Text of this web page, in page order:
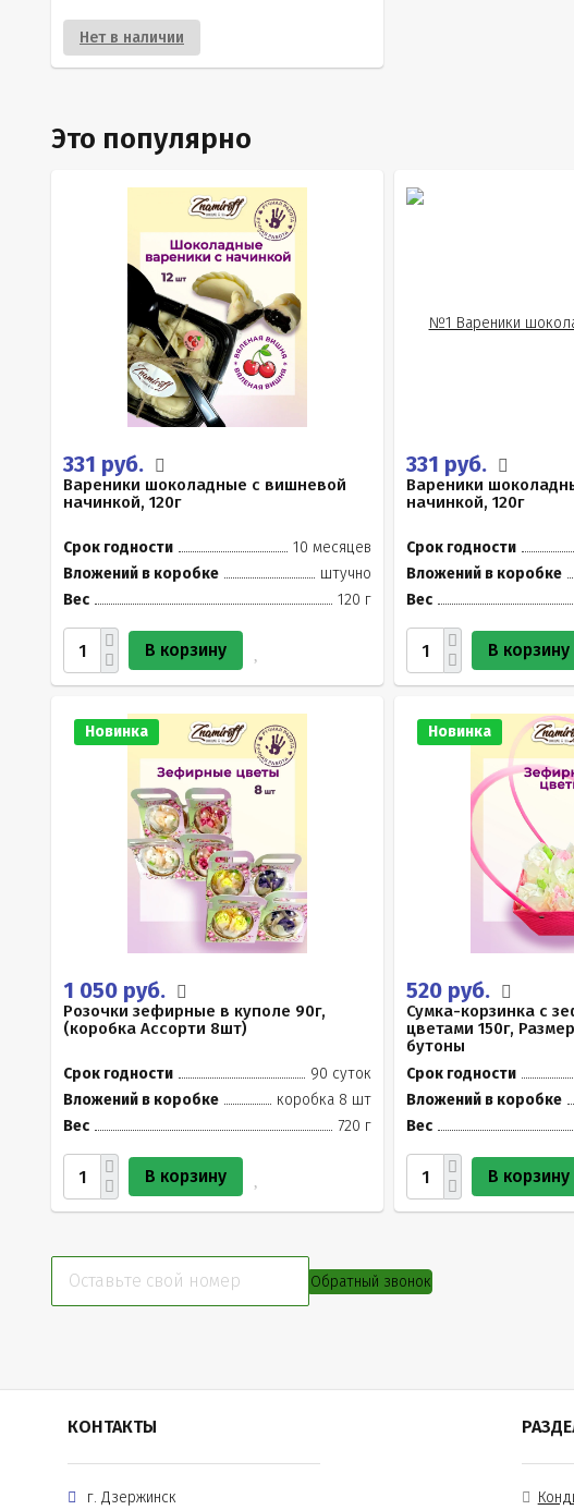
Нет в наличии
Это популярно
331 руб.
Вареники шоколадные с вишневой
начинкой, 120г
Срок годности
10 месяцев
Вложений в коробке
штучно
Вес
120 г
В корзину
331 руб.
Вареники
начинкой, 120г
Срок годности
Вложений в коробке
Вес
В корзину
Новинка
1 050 руб.
Розочки зефирные в куполе 90г,
(коробка Ассорти 8шт)
Срок годности
90 суток
Вложений в коробке
коробка 8 шт
Вес
720 г
В корзину
Новинка
520 руб.
Сумка-корзинка с
цветами 150г,
бутоны
Срок годности
Вложений в коробке
Вес
В корзину
Обратный звонок
КОНТАКТЫ
г. Дзержинск